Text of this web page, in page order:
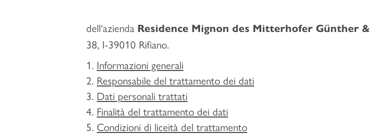
dell‘azienda Residence Mignon des Mitterhofer Günther &
38, I-39010 Rifiano.
Informazioni generali
Responsabile del trattamento dei dati
Dati personali trattati
Finalità del trattamento dei dati
Condizioni di liceità del trattamento